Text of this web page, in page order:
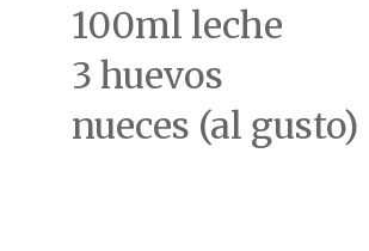
100ml leche
3 huevos
nueces (al gusto)